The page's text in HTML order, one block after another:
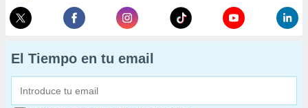
El Tiempo en tu email